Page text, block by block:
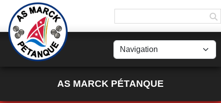
AS MARCK PÉTANQUE
Panneau de gestion des cookies